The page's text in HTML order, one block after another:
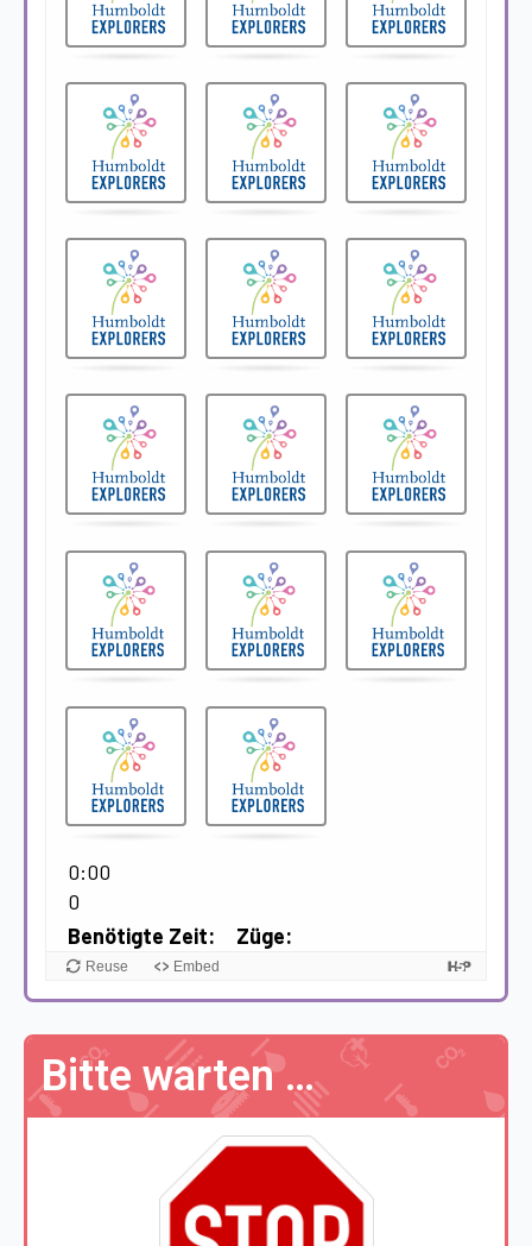
Benötigte Zeit:
0:00
Züge:
0
Reuse Embed
Bitte warten …